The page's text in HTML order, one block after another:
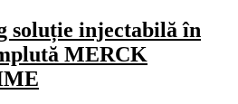
soluție injectabilă în
MERCK